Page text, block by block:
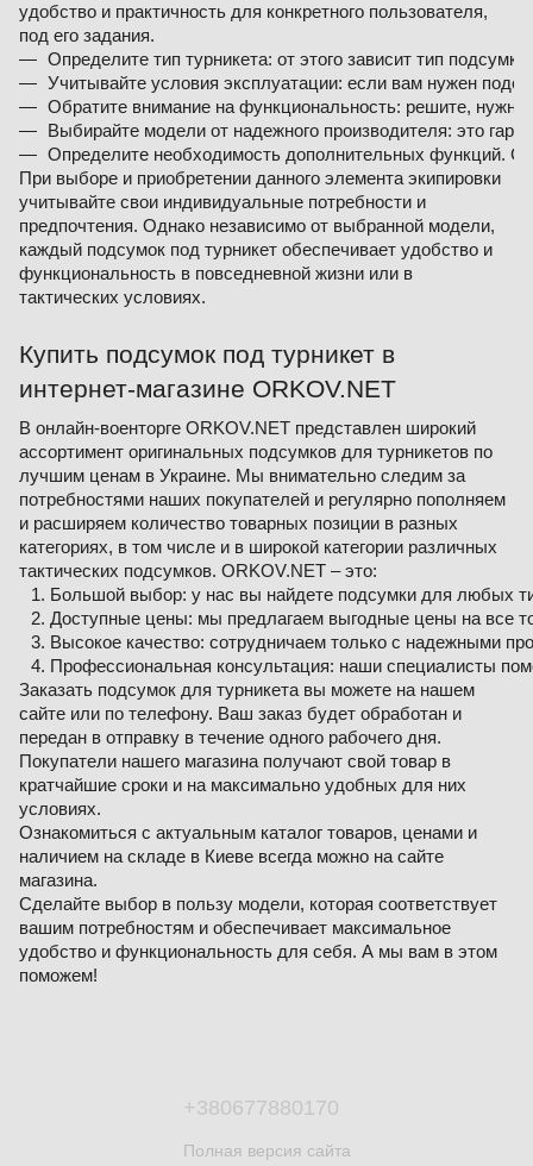
удобство и практичность для конкретного пользователя,
под его задания.
Определите тип турникета: от этого зависит тип подсумка.
Учитывайте условия эксплуатации: если вам нужен
Обратите внимание на функциональность: решите,
Выбирайте модели от надежного производителя: это
Определите необходимость дополнительных функций.
При выборе и приобретении данного элемента экипировки
учитывайте свои индивидуальные потребности и
предпочтения. Однако независимо от выбранной модели,
каждый подсумок под турникет обеспечивает удобство и
функциональность в повседневной жизни или в
тактических условиях.
Купить подсумок под турникет в
интернет-магазине ORKOV.NET
В онлайн-военторге ORKOV.NET представлен широкий
ассортимент оригинальных подсумков для турникетов по
лучшим ценам в Украине. Мы внимательно следим за
потребностями наших покупателей и регулярно пополняем
и расширяем количество товарных позиции в разных
категориях, в том числе и в широкой категории различных
тактических подсумков. ORKOV.NET – это:
Большой выбор: у нас вы найдете подсумки для любых
Доступные цены: мы предлагаем выгодные цены на все
Высокое качество: сотрудничаем только с надежными
Профессиональная консультация: наши специалисты
Заказать подсумок для турникета вы можете на нашем
сайте или по телефону. Ваш заказ будет обработан и
передан в отправку в течение одного рабочего дня.
Покупатели нашего магазина получают свой товар в
кратчайшие сроки и на максимально удобных для них
условиях.
Ознакомиться с актуальным каталог товаров, ценами и
наличием на складе в Киеве всегда можно на сайте
магазина.
Сделайте выбор в пользу модели, которая соответствует
вашим потребностям и обеспечивает максимальное
удобство и функциональность для себя. А мы вам в этом
поможем!
+380677880170
Полная версия сайта